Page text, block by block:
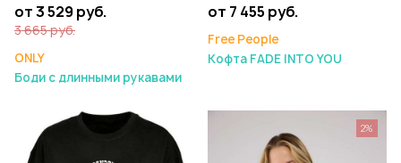
от 3 529 руб.
3 665 руб.
ONLY
Боди с длинными рукавами
от 7 455 руб.
Free People
Кофта FADE INTO YOU
2%